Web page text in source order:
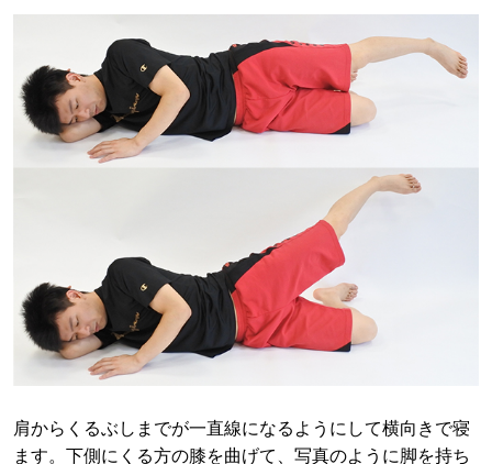
肩からくるぶしまでが一直線になるようにして横向きで寝
ます。下側にくる方の膝を曲げて、写真のように脚を持ち